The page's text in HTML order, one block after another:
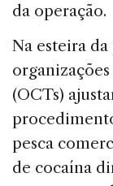
da operação.
Na esteira
(OCTs)
pesca
de cocaína